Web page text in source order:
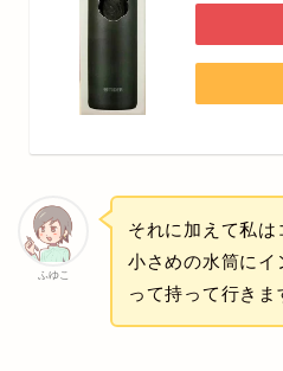
ふゆこ
それに加えて私は
小さめの水筒に
って持って行きま